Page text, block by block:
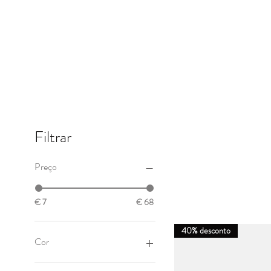
Filtrar
Preço
€ 7 € 68
Cor
40% desconto